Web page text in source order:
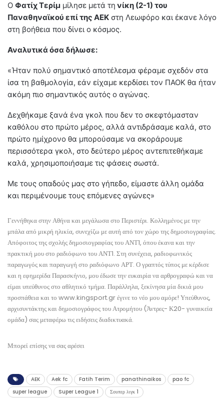
Ο Φατίχ Τερίμ μίλησε μετά τη νίκη (2-1) του
Παναθηναϊκού επί της ΑΕΚ στη Λεωφόρο και έκανε λόγο
στη βοήθεια που δίνει ο κόσμος.
Αναλυτικά όσα δήλωσε:
«Ήταν πολύ σημαντικό αποτέλεσμα φέραμε σχεδόν στα
ίσα τη βαθμολογία, εάν είχαμε κερδίσει τον ΠΑΟΚ θα ήταν
ακόμη πιο σημαντικός αυτός ο αγώνας.
Δεχθήκαμε ξανά ένα γκολ που δεν το σκεφτόμασταν
καθόλου στο πρώτο μέρος, αλλά αντιδράσαμε καλά, στο
πρώτο ημίχρονο θα μπορούσαμε να σκοράρουμε
περισσότερα γκολ, στο δεύτερο μέρος αντεπιτεθήκαμε
καλά, χρησιμοποιήσαμε τις φάσεις σωστά.
Με τους οπαδούς μας στο γήπεδο, είμαστε άλλη ομάδα
και περιμένουμε τους επόμενες αγώνες»
Γεννήθηκα στην Αθήνα και μεγάλωσα στο Περιστέρι. Κολλημένος με την
μπάλα από μικρή ηλικία, συνεχίζω με αυτή από τον χώρο της δημοσιογραφίας.
Απόφοιτος της σχολής δημοσιογραφίας του ΑΝΤ1, όπου έκανα και την
πρακτική μου στο ραδιόφωνο του ΑΝΤ1. Στη συνέχεια, ραδιοφωνικός
παραγωγός και παραγωγή στο ραδιόφωνο ΑΡΤ. Ο γραπτός τύπος με κέρδισε
και η εφημερίδα Παρασκήνιο, μου έδωσε την ευκαιρία να αρθρογραφώ και να
είμαι υπεύθυνος στο αθλητικό τμήμα. Παράλληλα, ξεκίνησα μία δικιά μου
προσπάθεια και το www.kingsport.gr έγινε το νέο μου αμόρε! Υπεύθυνος,
αρχισυντάκτης και δημοσιογράφος του Ατρομήτου (Άντρες- Κ20- γυναικεία
ομάδα) σας μεταφέρω τις ειδήσεις διαδικτυακά.
Μπορεί επίσης να σας αρέσει
AEK Aek fc Fatih Terim panathinaikos
pao fc
super league
Super League 1 Σουπερ λιγκ 1